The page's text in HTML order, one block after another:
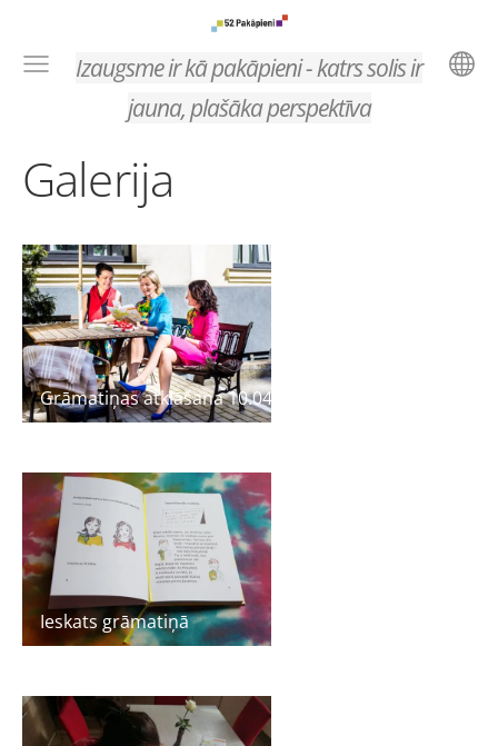
Izaugsme ir kā pakāpieni - katrs solis ir
jauna, plašāka perspektīva
Galerija
Grāmatiņas atklāšana 10.04.2017.
Ieskats grāmatiņā